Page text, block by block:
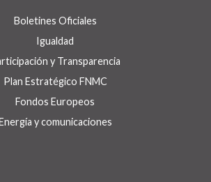
Boletines Oficiales
Igualdad
y Transparencia
Plan Estratégico FNMC
Fondos Europeos
y comunicaciones